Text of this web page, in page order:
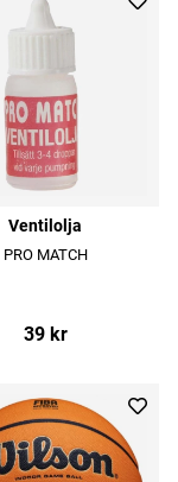
Ventilolja
PRO MATCH
39 kr